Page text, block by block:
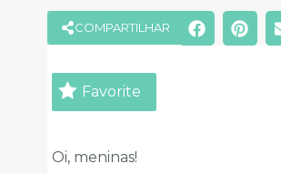
COMPARTILHAR
Favorite
Oi, meninas!